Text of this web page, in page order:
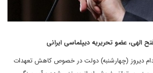
الهی، عضو تحریریه دیپلماسی ایرانی
دیروز (چهارشنبه) دولت در خصوص کاهش تعهدات